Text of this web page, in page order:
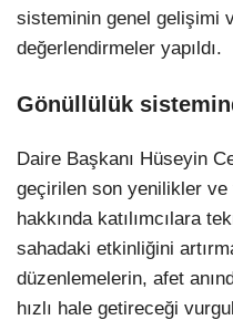
sisteminin genel gelişimi
değerlendirmeler yapıldı.
Gönüllülük
Daire Başkanı Hüseyin
geçirilen son yenilikler
hakkında katılımcılara
sahadaki etkinliğini
düzenlemelerin, afet
hızlı hale getireceği